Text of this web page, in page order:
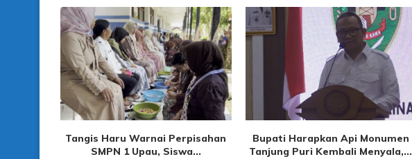
Tangis Haru Warnai Perpisahan
SMPN 1 Upau, Siswa...
Bupati Harapkan Api Monumen
Tanjung Puri Kembali Menyala,...